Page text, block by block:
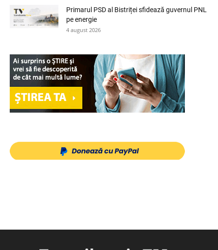
Primarul PSD al Bistriței sfidează guvernul PNL
pe energie
4 august 2026